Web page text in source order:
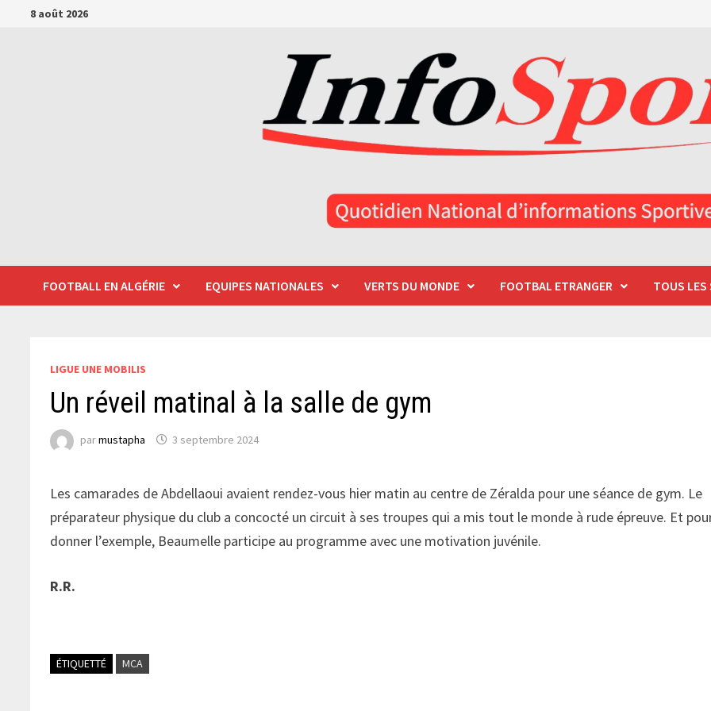
Passer8 août 2026
FOOTBALL EN ALGÉRIE EQUIPES NATIONALES VERTS DU MONDE FOOTBAL ETRANGER TOUS LES
LIGUE UNE MOBILIS
Un réveil matinal à la salle de gym
parmustapha 3 septembre 2024
Les camarades de Abdellaoui avaient rendez-vous hier matin au centre de Zéralda pour une séance de gym. Le
préparateur physique du club a concocté un circuit à ses troupes qui a mis tout le monde à rude épreuve. Et
donner l’exemple, Beaumelle participe au programme avec une motivation juvénile.
R.R.
ÉTIQUETTÉ MCA